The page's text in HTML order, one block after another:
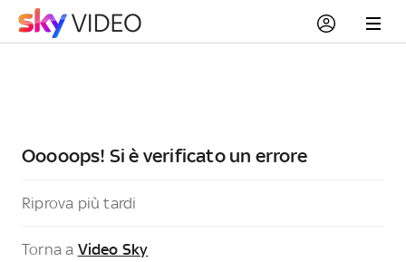
Ooooops! Si è verificato un errore
Riprova più tardi
Torna a Video Sky